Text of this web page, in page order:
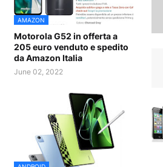
AMAZON
Motorola G52 in offerta a
205 euro venduto e spedito
da Amazon Italia
June 02, 2022